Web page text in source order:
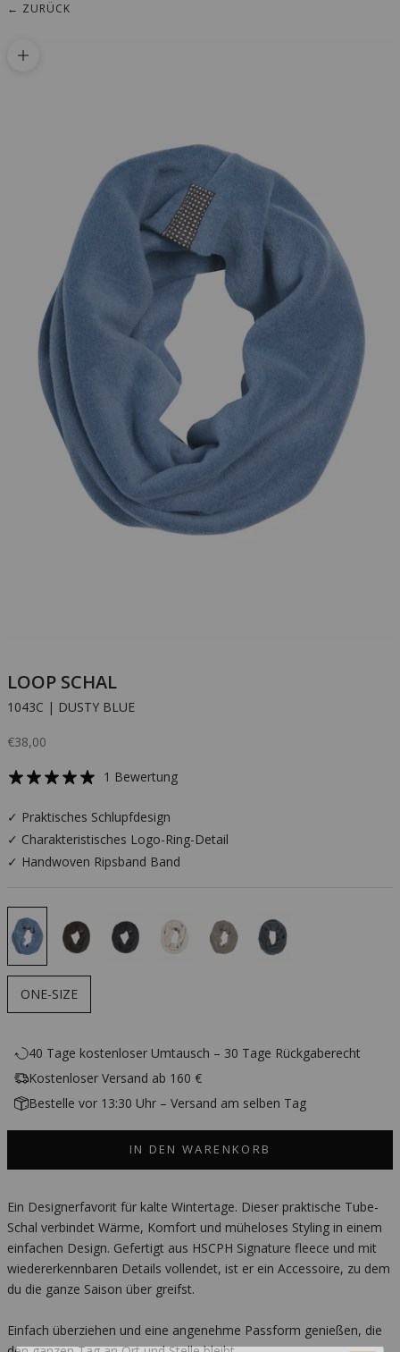
← ZURÜCK
Bild vergrößern
LOOP SCHAL
1043C | DUSTY BLUE
Angebot
€38,00
1 Bewertung
✓ Praktisches Schlupfdesign
✓ Charakteristisches Logo-Ring-Detail
✓ Handwoven Ripsband Band
ONE-SIZE
40 Tage kostenloser Umtausch – 30 Tage Rückgaberecht
Kostenloser Versand ab 160 €
Bestelle vor 13:30 Uhr – Versand am selben Tag
IN DEN WARENKORB
Ein Designerfavorit für kalte Wintertage. Dieser praktische Tube-
Schal verbindet Wärme, Komfort und müheloses Styling in einem
einfachen Design. Gefertigt aus HSCPH Signature fleece und mit
wiedererkennbaren Details vollendet, ist er ein Accessoire, zu dem
du die ganze Saison über greifst.
Einfach überziehen und eine angenehme Passform genießen, die